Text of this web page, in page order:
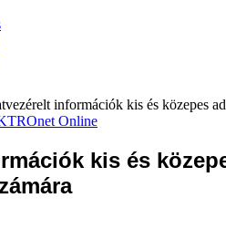
információk kis és közepes
Online
kis és